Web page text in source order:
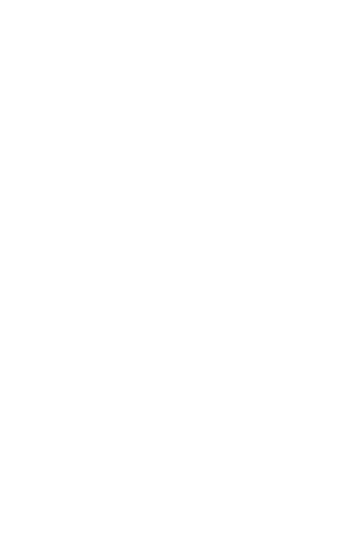
n’est prévu à date. Les
de 15 euros à 50 euros par facture